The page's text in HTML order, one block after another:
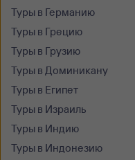
Туры в Германию
Туры в Грецию
Туры в Грузию
Туры в Доминикану
Туры в Египет
Туры в Израиль
Туры в Индию
Туры в Индонезию